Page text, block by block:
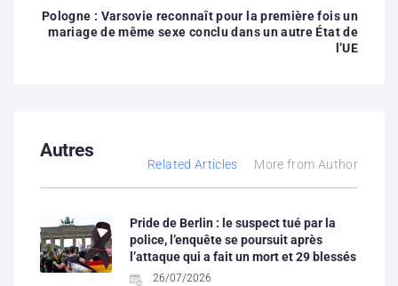
Pologne : Varsovie reconnaît pour la première fois un
mariage de même sexe conclu dans un autre État de
l’UE
Autres
Related Articles More from Author
Pride de Berlin : le suspect tué par la
police, l’enquête se poursuit après
l’attaque qui a fait un mort et 29 blessés
26/07/2026